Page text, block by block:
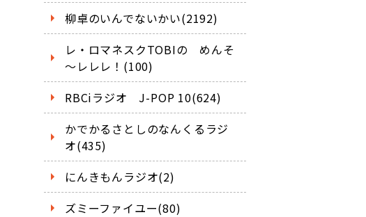
柳卓のいんでないかい(2192)
レ・ロマネスクTOBIの めんそ
～レレレ！(100)
RBCiラジオ J-POP 10(624)
かでかるさとしのなんくるラジ
オ(435)
にんきもんラジオ(2)
ズミーファイユー(80)